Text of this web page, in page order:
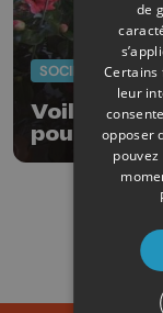
SOCIÉTÉ
Voilà le
pour les
de
Certains
leur
opposer